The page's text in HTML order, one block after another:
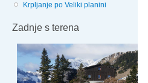
Krpljanje po Veliki planini
Zadnje s terena